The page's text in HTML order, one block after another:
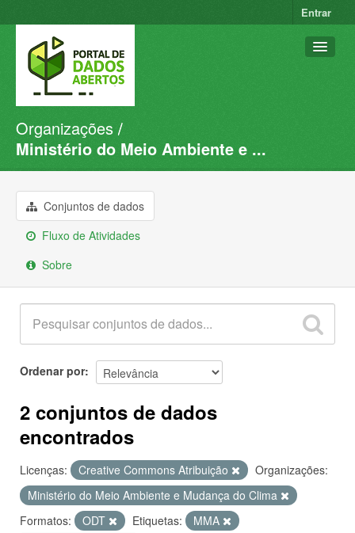
Entrar
Conjuntos de dados
Organizações
Sobre
Organizações
Ministério do Meio Ambiente e ...
Conjuntos de dados
Fluxo de Atividades
Sobre
Ordenar por
2 conjuntos de dados
encontrados
Licenças: Creative Commons Atribuição
Organizações:
Ministério do Meio Ambiente e Mudança do Clima
Formatos:
ODT Etiquetas:
MMA